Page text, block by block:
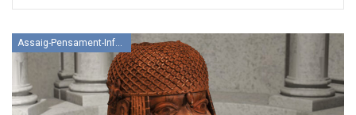
Assaig-Pensament-Informació